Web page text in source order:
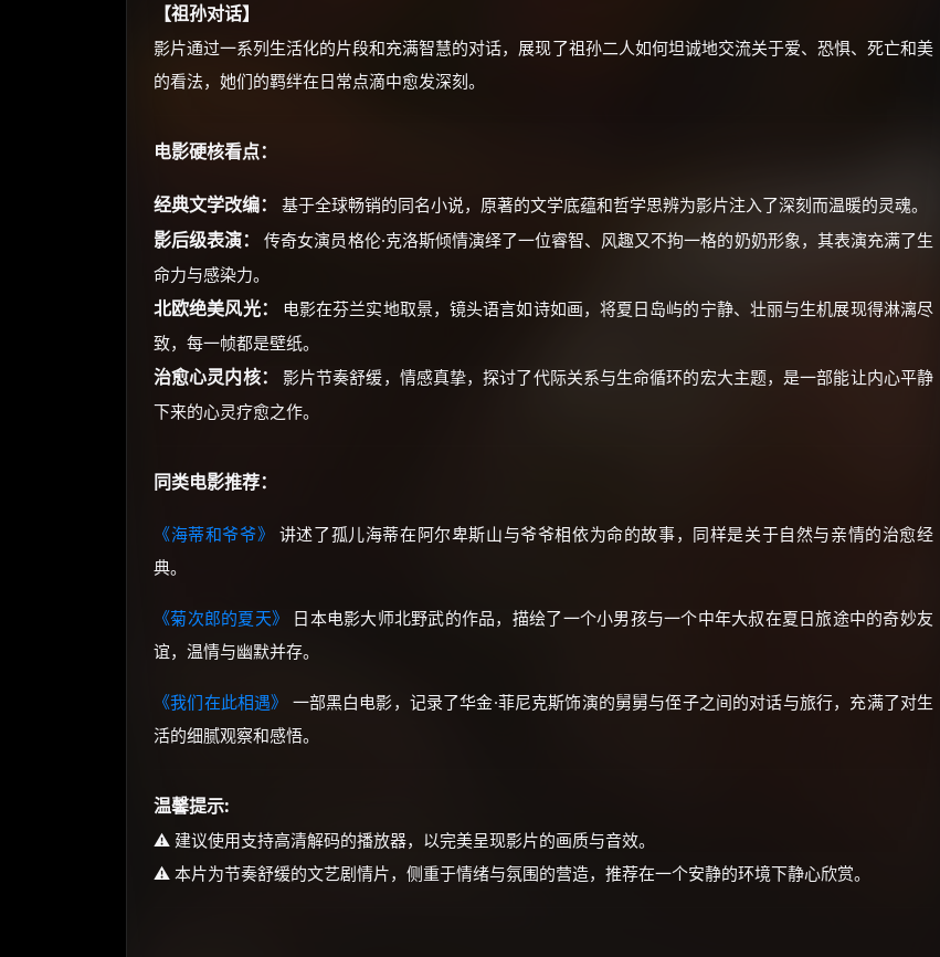
【祖孙对话】
影片通过一系列生活化的片段和充满智慧的对话，展现了祖孙二人如何坦诚地交流关于爱、恐惧、死亡和美
的看法，她们的羁绊在日常点滴中愈发深刻。
电影硬核看点：
经典文学改编： 基于全球畅销的同名小说，原著的文学底蕴和哲学思辨为影片注入了深刻而温暖的灵魂。
影后级表演：
传奇女演员格伦·克洛斯倾情演绎了一位睿智、风趣又不拘一格的奶奶形象，其表演充满了生
命力与感染力。
北欧绝美风光：
电影在芬兰实地取景，镜头语言如诗如画，将夏日岛屿的宁静、壮丽与生机展现得淋漓尽
致，每一帧都是壁纸。
治愈心灵内核：
影片节奏舒缓，情感真挚，探讨了代际关系与生命循环的宏大主题，是一部能让内心平静
下来的心灵疗愈之作。
同类电影推荐：
《海蒂和爷爷》
讲述了孤儿海蒂在阿尔卑斯山与爷爷相依为命的故事，同样是关于自然与亲情的治愈经
典。
《菊次郎的夏天》
日本电影大师北野武的作品，描绘了一个小男孩与一个中年大叔在夏日旅途中的奇妙友
谊，温情与幽默并存。
《我们在此相遇》
一部黑白电影，记录了华金·菲尼克斯饰演的舅舅与侄子之间的对话与旅行，充满了对生
活的细腻观察和感悟。
温馨提示:
⚠️ 建议使用支持高清解码的播放器，以完美呈现影片的画质与音效。
⚠️ 本片为节奏舒缓的文艺剧情片，侧重于情绪与氛围的营造，推荐在一个安静的环境下静心欣赏。
如夸克12个月送14天 最低75元！
价格有浮动，请直接搜索查最低价！
优惠券、活动红包，每日可领。